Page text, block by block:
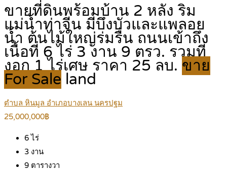
ขายที่ดินพร้อมบ้าน 2 หลัง ริม
แม่น้ำท่าจีน มีบึงบัวและแพลอย
น้ำ ต้นไม้ใหญ่ร่มรื่น ถนนเข้าถึง
เนื้อที่ 6 ไร่ 3 งาน 9 ตรว. รวมที่
งอก 1 ไร่เศษ ราคา 25 ลบ. ขาย
For Sale land
ตำบล หินมูล อำเภอบางเลน นครปฐม
25,000,000฿
6ไร่
3 งาน
9 ตารางวา